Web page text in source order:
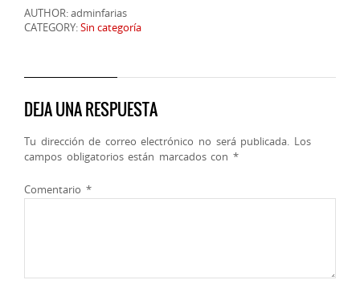
AUTHOR: adminfarias
CATEGORY:Sin categoría
DEJA UNA RESPUESTA
Tu dirección de correo electrónico no será publicada. Los
campos obligatorios están marcados con *
Comentario *